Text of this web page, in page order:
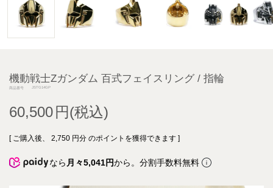
機動戦士Zガンダム 百式フェイスリング / 指輪
商品番号 JSTG14GP
60,500
[ ご購入後、 2,750 円分 のポイントを獲得できます ]
なら 月々5,041円から。分割手数料無料